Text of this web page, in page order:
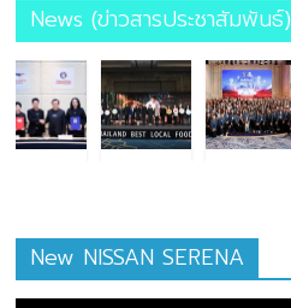
News (ข่าวสารประชาสัมพันธ์)
New NISSAN SERENA